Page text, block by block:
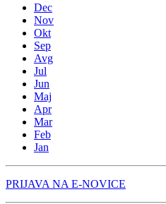
Dec
Nov
Okt
Sep
Avg
Jul
Jun
Maj
Apr
Mar
Feb
Jan
PRIJAVA NA E-NOVICE